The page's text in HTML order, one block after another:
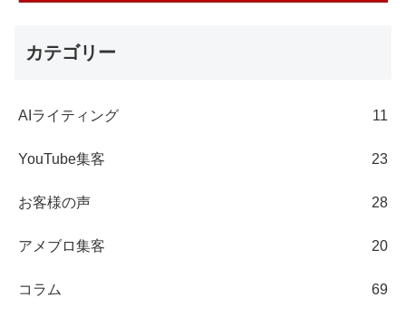
カテゴリー
AIライティング 11
YouTube集客 23
お客様の声 28
アメブロ集客 20
コラム 69